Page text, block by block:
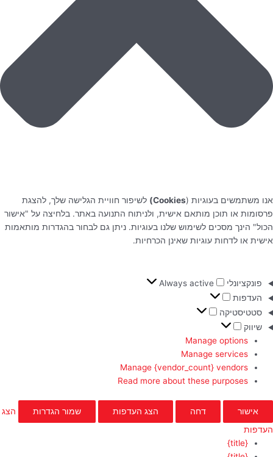
אנו משתמשים בעוגיות (Cookies)
לשיפור חוויית הגלישה שלך, להצגת
פרסומות או תוכן מותאם אישית, ולניתוח התנועה באתר. בלחיצה על "אישור
הכול" הינך מסכים לשימוש שלנו בעוגיות. ניתן גם לבחור בהגדרות מותאמות
אישית או לדחות עוגיות שאינן הכרחיות.
פונקציונלי
Always active
העדפות
סטטיסטיקה
שיווק
Manage options
Manage services
Manage {vendor_count} vendors
Read more about these purposes
אישור דחה הצג העדפות שמור הגדרות
הצג
העדפות
{title}